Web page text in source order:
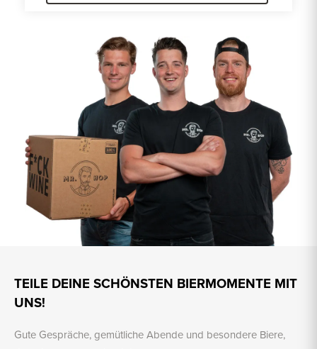
TEILE DEINE SCHÖNSTEN BIERMOMENTE MIT
UNS!
Gute Gespräche, gemütliche Abende und besondere Biere,